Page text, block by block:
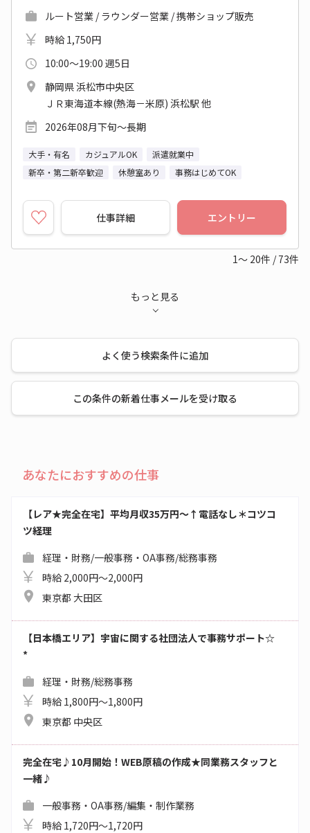
ルート営業 / ラウンダー営業 / 携帯ショップ販売
時給 1,750円
10:00～19:00 週5日
静岡県 浜松市中央区
ＪＲ東海道本線(熱海－米原) 浜松駅 他
2026年08月下旬～長期
大手・有名 カジュアルOK
派遣就業中
新卒・第二新卒歓迎
休憩室あり 事務はじめてOK
仕事詳細 エントリー
1～ 20件 / 73件
もっと見る
よく使う検索条件に追加
この条件の新着仕事メールを受け取る
あなたにおすすめの仕事
【レア★完全在宅】平均月収35万円～↑電話なし＊コツコ
ツ経理
経理・財務/一般事務・OA事務/総務事務
時給 2,000円～2,000円
東京都 大田区
【日本橋エリア】宇宙に関する社団法人で事務サポート☆
*
経理・財務/総務事務
時給 1,800円～1,800円
東京都 中央区
完全在宅♪10月開始！WEB原稿の作成★同業務スタッフと
一緒♪
一般事務・OA事務/編集・制作業務
時給 1,720円～1,720円